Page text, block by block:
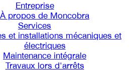
Entreprise
À propos de Moncobra
Services
et installations mécaniques et
électriques
Maintenance intégrale
Travaux lors d'arrêts